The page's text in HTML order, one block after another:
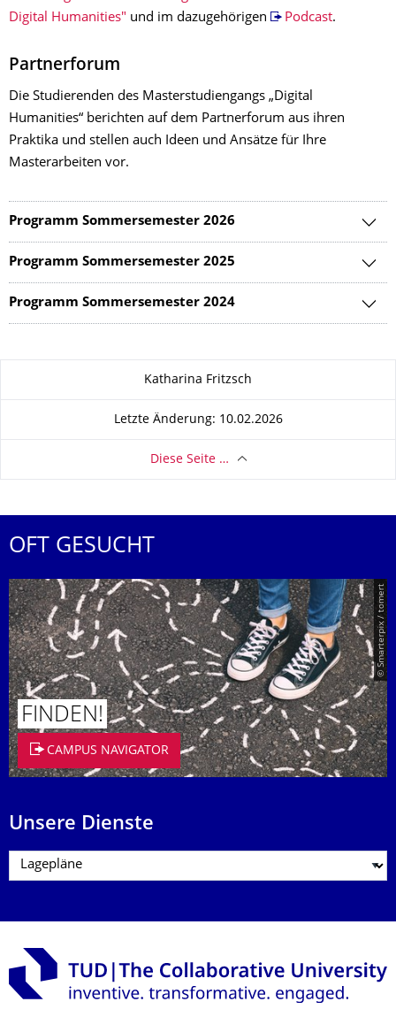
Digital Humanities" und im dazugehörigen Podcast.
Partnerforum
Die Studierenden des Masterstudiengangs „Digital
Humanities“ berichten auf dem Partnerforum aus ihren
Praktika und stellen auch Ideen und Ansätze für Ihre
Masterarbeiten vor.
Programm Sommersemester 2026
Programm Sommersemester 2025
Programm Sommersemester 2024
Katharina Fritzsch
Letzte Änderung: 10.02.2026
Diese Seite …
OFT GESUCHT
© Smarterpix / tomert
FINDEN!
CAMPUS NAVIGATOR
Unsere Dienste